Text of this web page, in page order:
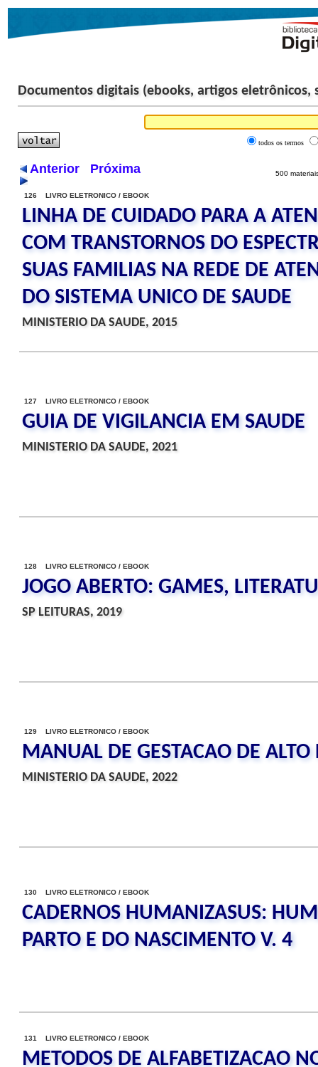
Documentos digitais (ebooks, artigos eletrônicos,
todos os termos
Anterior Próxima 500
126 LIVRO ELETRONICO / EBOOK
LINHA DE CUIDADO PARA A
COM TRANSTORNOS DO
SUAS FAMILIAS NA REDE DE
DO SISTEMA UNICO DE SAUDE
MINISTERIO DA SAUDE, 2015
127 LIVRO ELETRONICO / EBOOK
GUIA DE VIGILANCIA EM SAUDE
MINISTERIO DA SAUDE, 2021
128 LIVRO ELETRONICO / EBOOK
JOGO ABERTO: GAMES,
SP LEITURAS, 2019
129 LIVRO ELETRONICO / EBOOK
MANUAL DE GESTACAO DE ALTO
MINISTERIO DA SAUDE, 2022
130 LIVRO ELETRONICO / EBOOK
CADERNOS HUMANIZASUS:
PARTO E DO NASCIMENTO V. 4
131 LIVRO ELETRONICO / EBOOK
METODOS DE ALFABETIZACAO